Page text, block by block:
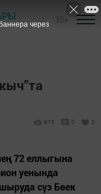
816 0 0
72 еллыгына
уенында
сүз Бөек
через